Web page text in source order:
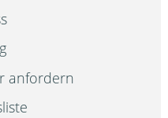
anfordern